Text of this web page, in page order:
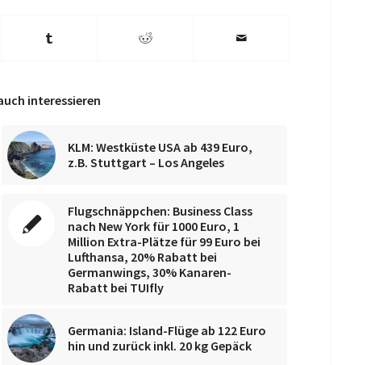
interessieren
KLM: Westküste USA ab 439 Euro,
z.B. Stuttgart – Los Angeles
Flugschnäppchen: Business Class
nach New York für 1000 Euro, 1
Million Extra-Plätze für 99 Euro bei
Lufthansa, 20% Rabatt bei
Germanwings, 30% Kanaren-
Rabatt bei TUIfly
Germania: Island-Flüge ab 122 Euro
hin und zurück inkl. 20 kg Gepäck